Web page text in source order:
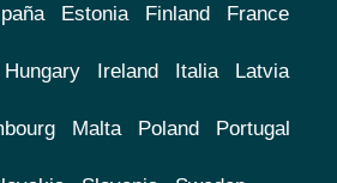
Estonia Finland France
Hungary Ireland Italia Latvia
Malta Poland Portugal